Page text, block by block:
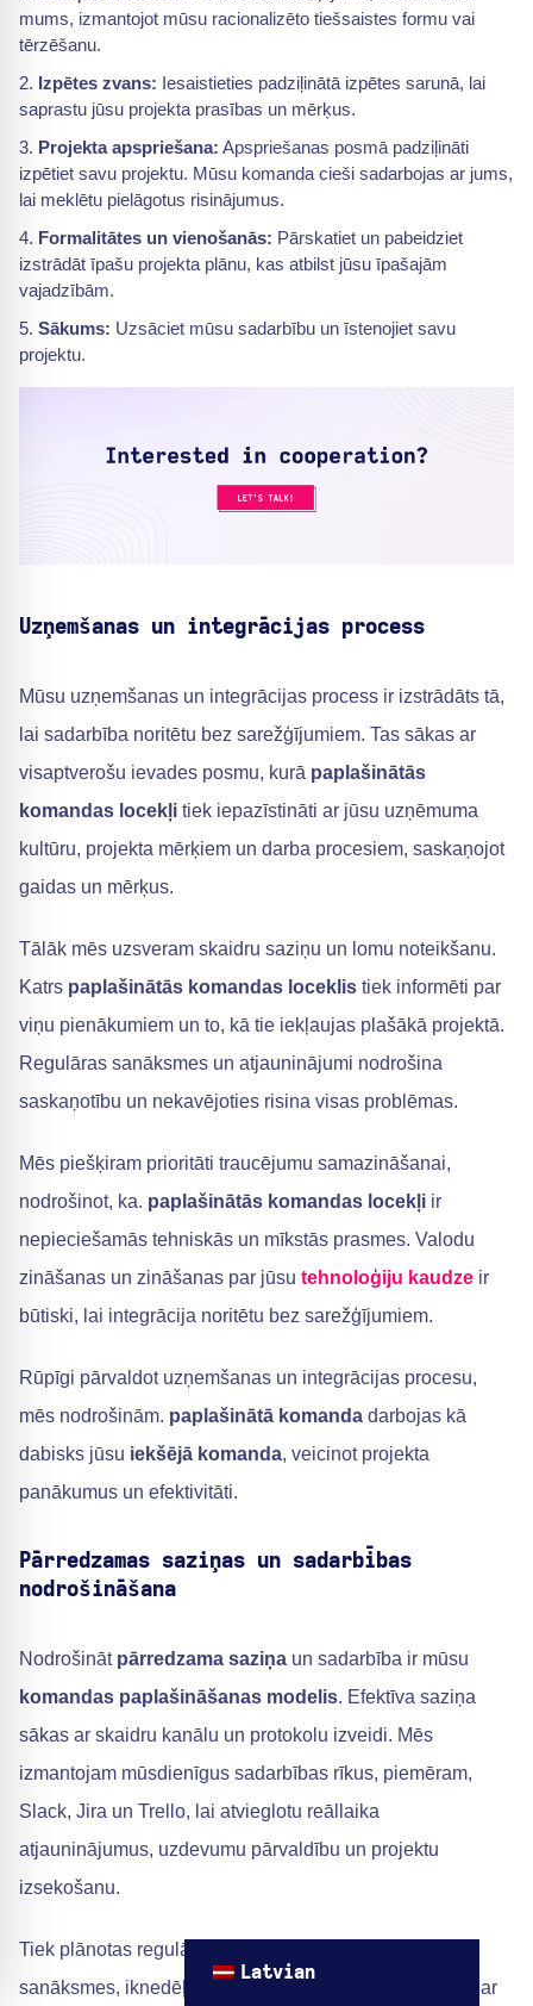
mums, izmantojot mūsu racionalizēto tiešsaistes formu vai
tērzēšanu.
Izpētes zvans: Iesaistieties padziļinātā izpētes sarunā, lai
saprastu jūsu projekta prasības un mērķus.
Projekta apspriešana: Apspriešanas posmā padziļināti
izpētiet savu projektu. Mūsu komanda cieši sadarbojas ar jums,
lai meklētu pielāgotus risinājumus.
Formalitātes un vienošanās: Pārskatiet un pabeidziet
izstrādāt īpašu projekta plānu, kas atbilst jūsu īpašajām
vajadzībām.
Sākums: Uzsāciet mūsu sadarbību un īstenojiet savu
projektu.
Uzņemšanas un integrācijas process
Mūsu uzņemšanas un integrācijas process ir izstrādāts tā,
lai sadarbība noritētu bez sarežģījumiem. Tas sākas ar
visaptverošu ievades posmu, kurā paplašinātās
komandas locekļi tiek iepazīstināti ar jūsu uzņēmuma
kultūru, projekta mērķiem un darba procesiem, saskaņojot
gaidas un mērķus.
Tālāk mēs uzsveram skaidru saziņu un lomu noteikšanu.
Katrs paplašinātās komandas loceklis tiek informēti par
viņu pienākumiem un to, kā tie iekļaujas plašākā projektā.
Regulāras sanāksmes un atjauninājumi nodrošina
saskaņotību un nekavējoties risina visas problēmas.
Mēs piešķiram prioritāti traucējumu samazināšanai,
nodrošinot, ka. paplašinātās komandas locekļi ir
nepieciešamās tehniskās un mīkstās prasmes. Valodu
zināšanas un zināšanas par jūsu tehnoloģiju kaudze ir
būtiski, lai integrācija noritētu bez sarežģījumiem.
Rūpīgi pārvaldot uzņemšanas un integrācijas procesu,
mēs nodrošinām. paplašinātā komanda darbojas kā
dabisks jūsu iekšējā komanda, veicinot projekta
panākumus un efektivitāti.
Pārredzamas saziņas un sadarbības
nodrošināšana
Nodrošināt pārredzama saziņa un sadarbība ir mūsu
komandas paplašināšanas modelis. Efektīva saziņa
sākas ar skaidru kanālu un protokolu izveidi. Mēs
izmantojam mūsdienīgus sadarbības rīkus, piemēram,
Slack, Jira un Trello, lai atvieglotu reāllaika
atjauninājumus, uzdevumu pārvaldību un projektu
izsekošanu.
Tiek plānotas regulāras sanāksmes, tostarp ikdienas
sanāksmes, iknedēļas kontrolpārbaudes un atskaites par
Latvian